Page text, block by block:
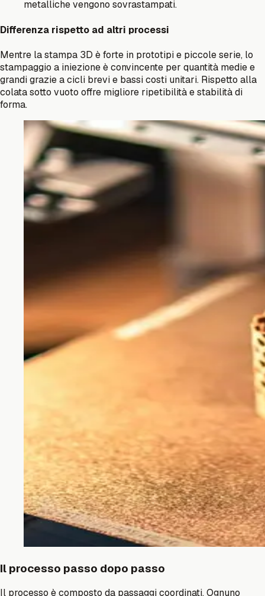
metalliche vengono sovrastampati.
Differenza rispetto ad altri processi
Mentre la stampa 3D è forte in prototipi e piccole serie, lo
stampaggio a iniezione è convincente per quantità medie e
grandi grazie a cicli brevi e bassi costi unitari. Rispetto alla
colata sotto vuoto offre migliore ripetibilità e stabilità di
forma.
Il processo passo dopo passo
Il processo è composto da passaggi coordinati. Ognuno